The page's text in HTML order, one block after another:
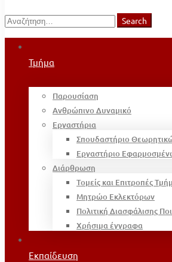
Search
for:
Search
Τμήμα
Παρουσίαση
Ανθρώπινο Δυναμικό
Εργαστήρια
Σπουδαστήριο
Εργαστήριο
Διάρθρωση
Τομείς και Επιτροπές
Μητρώο Εκλεκτόρων
Πολιτική Διασφάλισης
Χρήσιμα έγγραφα
Εκπαίδευση